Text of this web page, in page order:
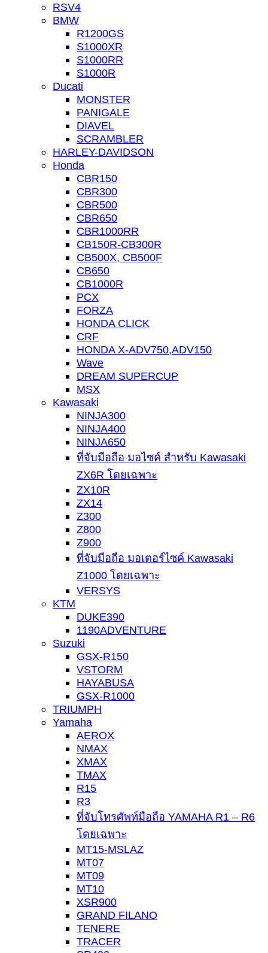
RSV4
BMW
R1200GS
S1000XR
S1000RR
S1000R
Ducati
MONSTER
PANIGALE
DIAVEL
SCRAMBLER
HARLEY-DAVIDSON
Honda
CBR150
CBR300
CBR500
CBR650
CBR1000RR
CB150R-CB300R
CB500X, CB500F
CB650
CB1000R
PCX
FORZA
HONDA CLICK
CRF
HONDA X-ADV750,ADV150
Wave
DREAM SUPERCUP
MSX
Kawasaki
NINJA300
NINJA400
NINJA650
ที่จับมือถือ มอไซค์ สำหรับ Kawasaki
ZX6R โดยเฉพาะ
ZX10R
ZX14
Z300
Z800
Z900
ที่จับมือถือ มอเตอร์ไซค์ Kawasaki
Z1000 โดยเฉพาะ
VERSYS
KTM
DUKE390
1190ADVENTURE
Suzuki
GSX-R150
VSTORM
HAYABUSA
GSX-R1000
TRIUMPH
Yamaha
AEROX
NMAX
XMAX
TMAX
R15
R3
ที่จับโทรศัพท์มือถือ YAMAHA R1 – R6
โดยเฉพาะ
MT15-MSLAZ
MT07
MT09
MT10
XSR900
GRAND FILANO
TENERE
TRACER